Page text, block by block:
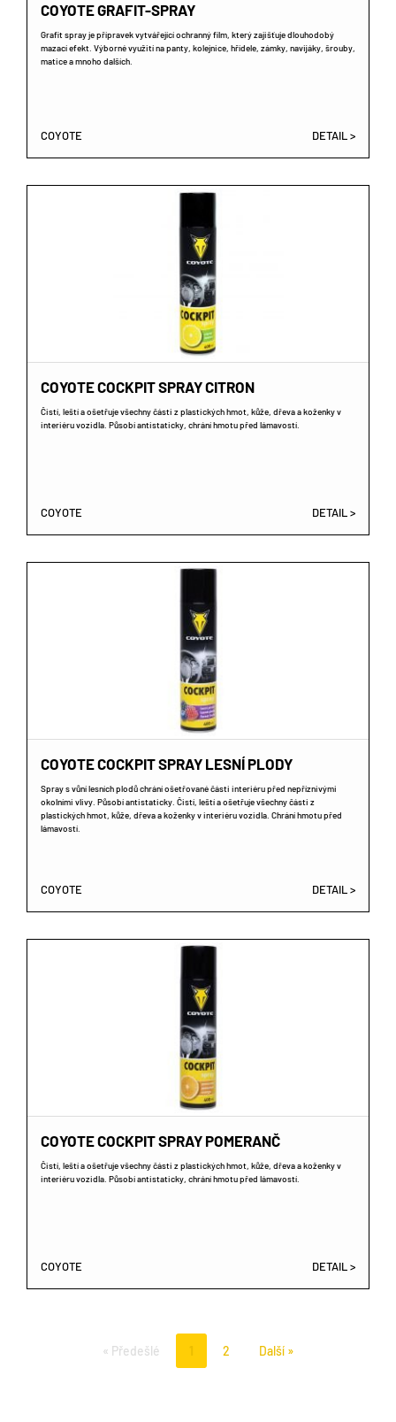
COYOTE GRAFIT-SPRAY
Grafit spray je přípravek vytvářející ochranný film, který zajišťuje dlouhodobý
mazací efekt. Výborné využití na panty, kolejnice, hřídele, zámky, navijáky, šrouby,
matice a mnoho dalších.
COYOTE DETAIL >
COYOTE COCKPIT SPRAY CITRON
Čistí, leští a ošetřuje všechny části z plastických hmot, kůže, dřeva a koženky v
interiéru vozidla. Působí antistaticky, chrání hmotu před lámavostí.
COYOTE DETAIL >
COYOTE COCKPIT SPRAY LESNÍ PLODY
Spray s vůní lesních plodů chrání ošetřované části interiéru před nepříznivými
okolními vlivy. Působí antistaticky. Čistí, leští a ošetřuje všechny části z
plastických hmot, kůže, dřeva a koženky v interiéru vozidla. Chrání hmotu před
lámavostí.
COYOTE DETAIL >
COYOTE COCKPIT SPRAY POMERANČ
Čistí, leští a ošetřuje všechny části z plastických hmot, kůže, dřeva a koženky v
interiéru vozidla. Působí antistaticky, chrání hmotu před lámavostí.
COYOTE DETAIL >
« Předešlé 2 Další »